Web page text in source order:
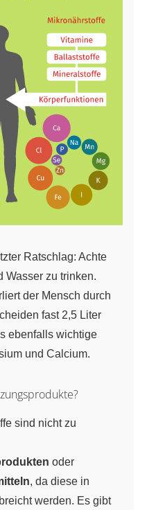
Ratschlag: Achte
Wasser zu trinken.
der Mensch durch
fast 2,5 Liter
ebenfalls wichtige
und Calcium.
sind nicht zu
oder
, da diese in
werden. Es gibt